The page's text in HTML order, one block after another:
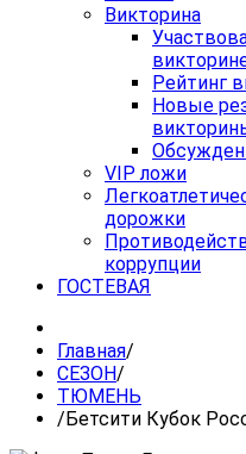
Викторина
Рейтинг
Новые
VIP ложи
дорожки
коррупции
ГОСТЕВАЯ
Главная/
СЕЗОН/
ТЮМЕНЬ
/ Бетсити Кубок